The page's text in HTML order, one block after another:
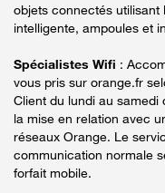
objets connectés utilisant
intelligente, ampoules et
Spécialistes Wifi :
vous pris sur orange.fr
Client du lundi au samedi
la mise en relation avec
réseaux Orange. Le
communication normale
forfait mobile.